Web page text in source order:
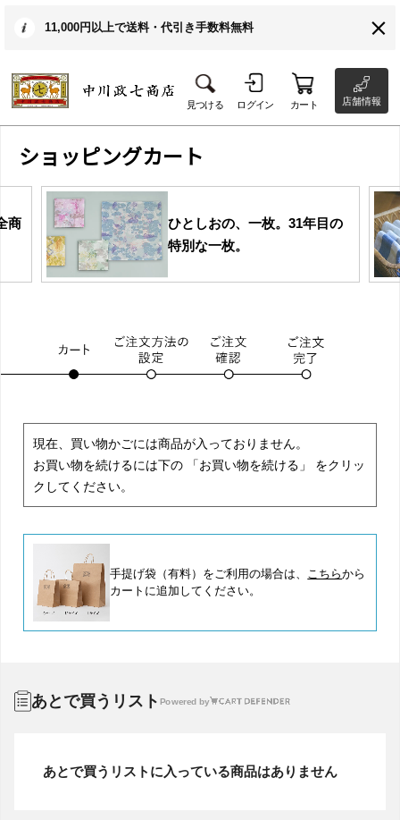
11,000円以上で送料・代引き手数料無料
見つける ログイン カート 店舗情報
ショッピングカート
商
ひとしおの、一枚。31年目の
特別な一枚。
現在、買い物かごには商品が入っておりません。
お買い物を続けるには下の 「お買い物を続ける」 をクリッ
クしてください。
手提げ袋（有料）をご利用の場合は、 こちらから
カートに追加してください。
あとで買うリスト Powered by
あとで買うリストに入っている商品はありません